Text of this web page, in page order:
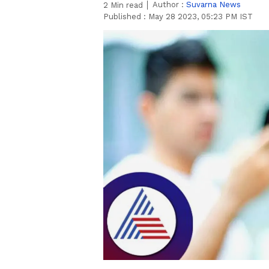
2 Min read Author : Suvarna News
Published : May 28 2023, 05:23 PM IST